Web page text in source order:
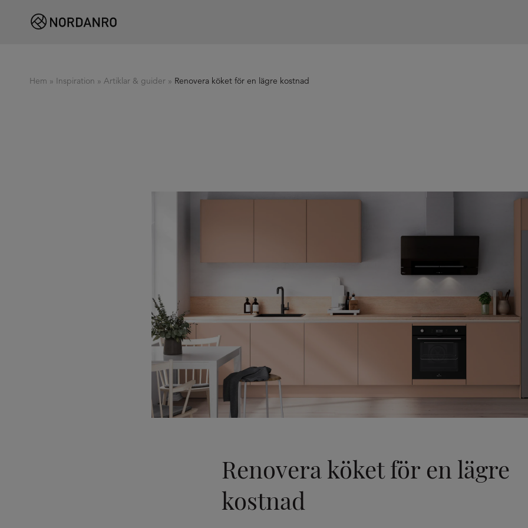
Hem » Inspiration » Artiklar & guider » Renovera köket för en lägre kostnad
Renovera köket för en lägre
kostnad